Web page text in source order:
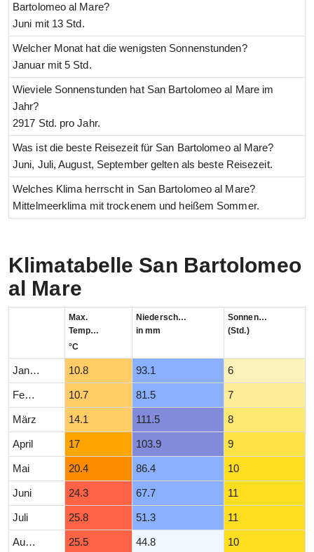
Bartolomeo al Mare?
Juni mit 13 Std.
Welcher Monat hat die wenigsten Sonnenstunden?
Januar mit 5 Std.
Wieviele Sonnenstunden hat San Bartolomeo al Mare im
Jahr?
2917 Std. pro Jahr.
Was ist die beste Reisezeit für San Bartolomeo al Mare?
Juni, Juli, August, September gelten als beste Reisezeit.
Welches Klima herrscht in San Bartolomeo al Mare?
Mittelmeerklima mit trockenem und heißem Sommer.
Klimatabelle San Bartolomeo
al Mare
Max.
Temperatur
°C
Niederschlag
in mm
Sonnenstunden
(Std.)
Januar 10.8 93.1 6
Februar 10.7 81.5 7
März 14.1 111.5 8
April 17 103.9 9
Mai 20.4 86.4 10
Juni 24.3 67.7 11
Juli 25.8 51.3 11
August 25.5 44.8 10